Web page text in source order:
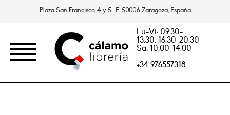
Plaza San Francisco, 4 y 5. E-50006 Zaragoza, España
Lu-Vi: 09.30-
13.30, 16.30-20.30
Sa: 10.00-14.00
+34 976557318